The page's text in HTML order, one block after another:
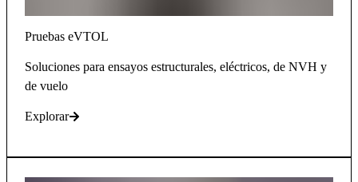
Pruebas eVTOL
Soluciones para ensayos estructurales, eléctricos, de NVH y
de vuelo
Explorar